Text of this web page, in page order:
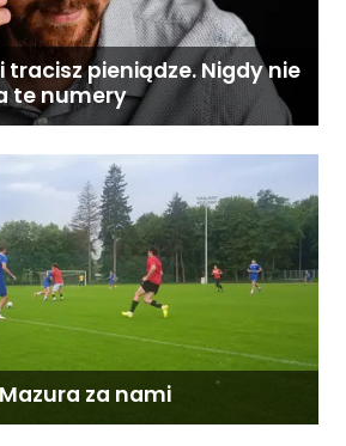
tracisz pieniądze. Nigdy nie
te numery
za nami